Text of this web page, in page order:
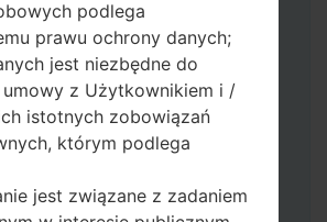
głośności.
podłącz urządzenie do
Odin powinien wykryć
ekranie pojawi się numer
czas przywracania ustawień
i automatycznego
uruchamiania.
podlega
prawu ochrony danych;
jest niezbędne do
z Użytkownikiem i /
istotnych zobowiązań
którym podlega
jest związane z zadaniem